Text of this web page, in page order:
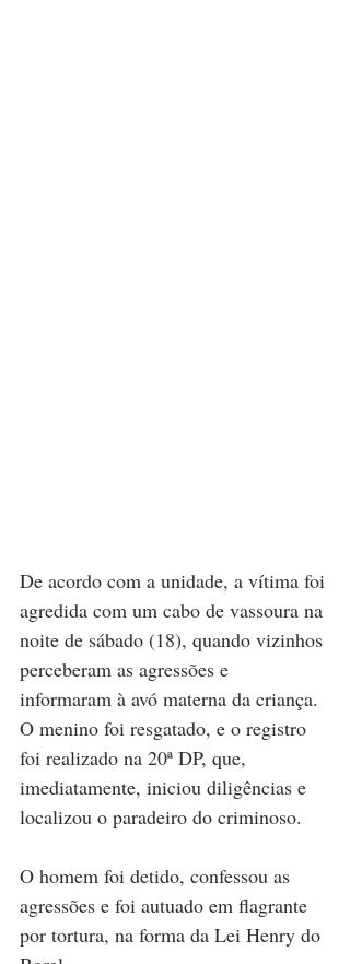
De acordo com a unidade, a vítima foi
agredida com um cabo de vassoura na
noite de sábado (18), quando vizinhos
perceberam as agressões e
informaram à avó materna da criança.
O menino foi resgatado, e o registro
foi realizado na 20ª DP, que,
imediatamente, iniciou diligências e
localizou o paradeiro do criminoso.
O homem foi detido, confessou as
agressões e foi autuado em flagrante
por tortura, na forma da Lei Henry do